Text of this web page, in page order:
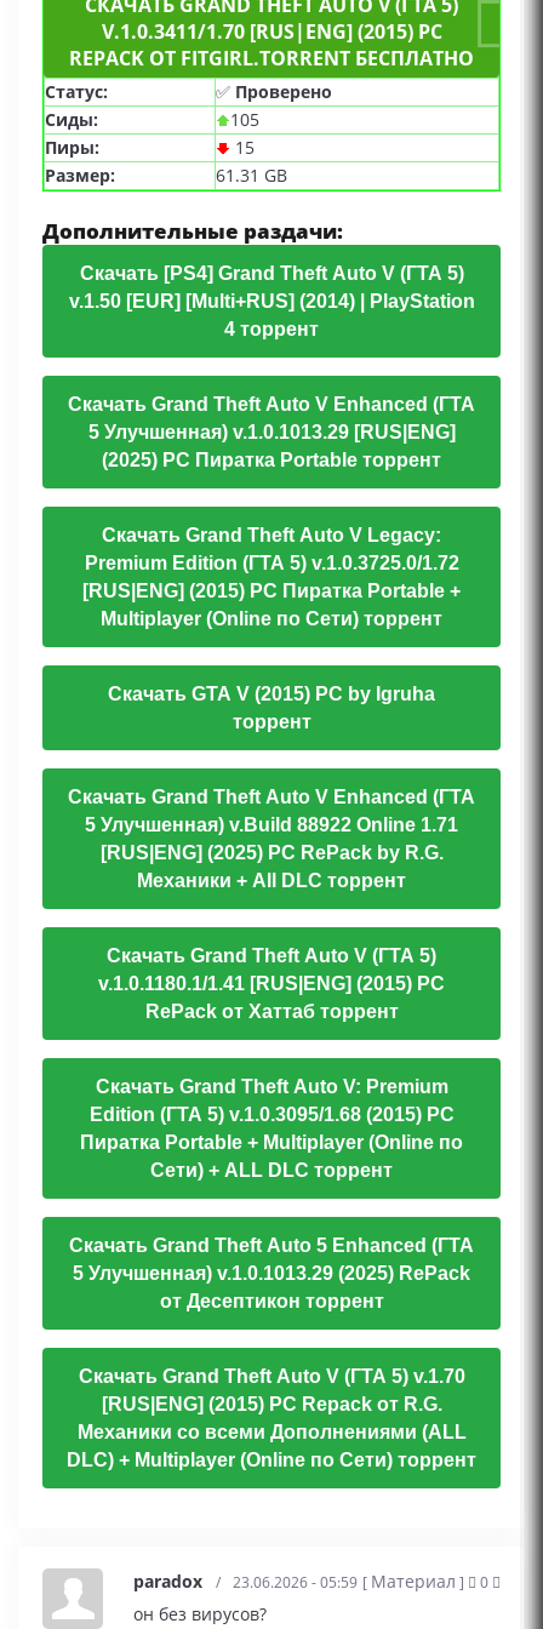
Локальный кооператив, Совместная игра по
сети, Кооператив, Для одного игрока, Игрок
против игрока, Локальный мультиплеер,
Совместная локальная игра, Поддержка
модификаций, Киберспорт, Командная,
Сексуальный контент
V.1.0.3411/1.70 [RUS|ENG] (2015) PC
REPACK ОТ FITGIRL.TORRENT БЕСПЛАТНО
Статус: ✅ Проверено
Сиды:
105
Пиры:
15
Размер:
61.31 GB
Дополнительные раздачи:
Скачать [PS4] Grand Theft Auto V (ГТА 5)
v.1.50 [EUR] [Multi+RUS] (2014) | PlayStation
4 торрент
Скачать Grand Theft Auto V Enhanced (ГТА
5 Улучшенная) v.1.0.1013.29 [RUS|ENG]
(2025) PC Пиратка Portable торрент
Скачать Grand Theft Auto V Legacy:
Premium Edition (ГТА 5) v.1.0.3725.0/1.72
[RUS|ENG] (2015) PC Пиратка Portable +
Multiplayer (Online по Сети) торрент
Скачать GTA V (2015) PC by Igruha
торрент
Скачать Grand Theft Auto V Enhanced (ГТА
5 Улучшенная) v.Build 88922 Online 1.71
[RUS|ENG] (2025) PC RePack by R.G.
Механики + All DLC торрент
Скачать Grand Theft Auto V (ГТА 5)
v.1.0.1180.1/1.41 [RUS|ENG] (2015) PC
RePack от Хаттаб торрент
Скачать Grand Theft Auto V: Premium
Edition (ГТА 5) v.1.0.3095/1.68 (2015) PC
Пиратка Portable + Multiplayer (Online по
Сети) + ALL DLC торрент
Скачать Grand Theft Auto 5 Enhanced (ГТА
5 Улучшенная) v.1.0.1013.29 (2025) RePack
от Десептикон торрент
Скачать Grand Theft Auto V (ГТА 5) v.1.70
[RUS|ENG] (2015) PC Repack от R.G.
Механики со всеми Дополнениями (ALL
DLC) + Multiplayer (Online по Сети) торрент
paradox / 23.06.2026 - 05:59 [ Материал ] 0
он без вирусов?